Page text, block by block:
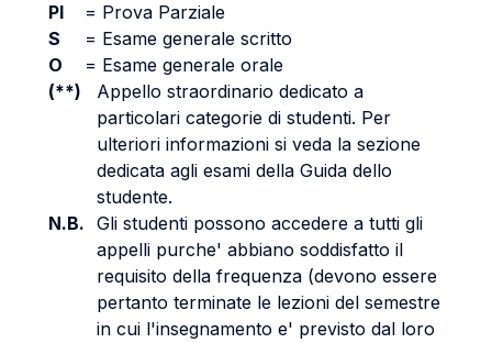
PI
= Prova Parziale
S
= Esame generale scritto
O
= Esame generale orale
(**)
Appello straordinario dedicato a
particolari categorie di studenti. Per
ulteriori informazioni si veda la sezione
dedicata agli esami della Guida dello
studente.
N.B. Gli studenti possono accedere a tutti gli
appelli purche' abbiano soddisfatto il
requisito della frequenza (devono essere
pertanto terminate le lezioni del semestre
in cui l'insegnamento e' previsto dal loro